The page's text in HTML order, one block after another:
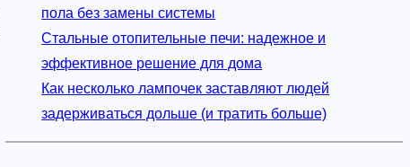
пола без замены системы
Стальные отопительные печи: надежное и
эффективное решение для дома
Как несколько лампочек заставляют людей
задерживаться дольше (и тратить больше)